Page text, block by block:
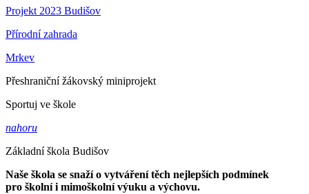
Projekt 2023 Budišov
Přírodní zahrada
Mrkev
Přeshraniční žákovský miniprojekt
Sportuj ve škole
nahoru
Základní škola Budišov
Naše škola se snaží o vytváření těch nejlepších podmínek
pro školní i mimoškolní výuku a výchovu.